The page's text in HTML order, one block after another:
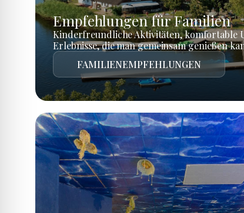
Empfehlungen für Familien
Kinderfreundliche Aktivitäten, komfortable
Erlebnisse, die man gemeinsam genießen
FAMILIENEMPFEHLUNGEN